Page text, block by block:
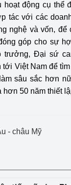
động cụ thể
tác với các
nghệ và vốn, để
góp cho sự
trưởng, Đại sứ
Việt Nam để
sâu sắc hơn
50 năm thiết
- châu Mỹ